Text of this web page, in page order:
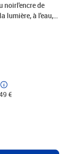
noirl'encre de
lumière, à l'eau,
de tracé: env.
€